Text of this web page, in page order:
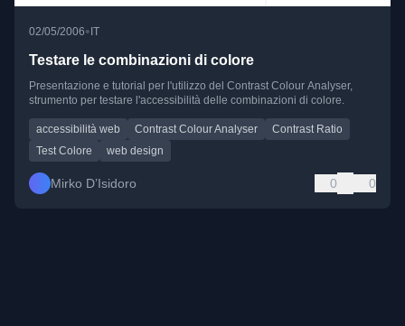
02/05/2006• IT
Testare le combinazioni di colore
Presentazione e tutorial per l'utilizzo del Contrast Colour Analyser,
strumento per testare l'accessibilità delle combinazioni di colore.
accessibilità web Contrast Colour Analyser
Contrast Ratio
Test Colore
web design
Mirko D’Isidoro 0 0